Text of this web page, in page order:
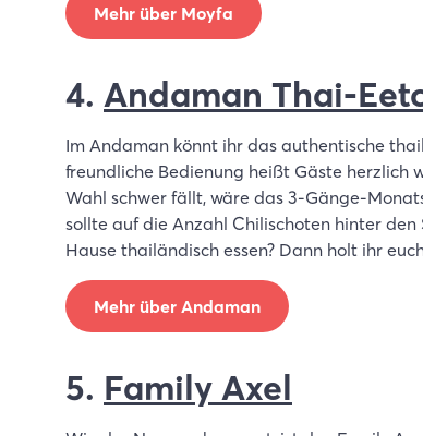
Mehr über Moyfa
4. Andaman Thai-
Im Andaman könnt ihr das authentische
freundliche Bedienung heißt Gäste
Wahl schwer fällt, wäre das 3-Gänge-
sollte auf die Anzahl Chilischoten hinter
Hause thailändisch essen? Dann holt ihr
Mehr über Andaman
5. Family Axel